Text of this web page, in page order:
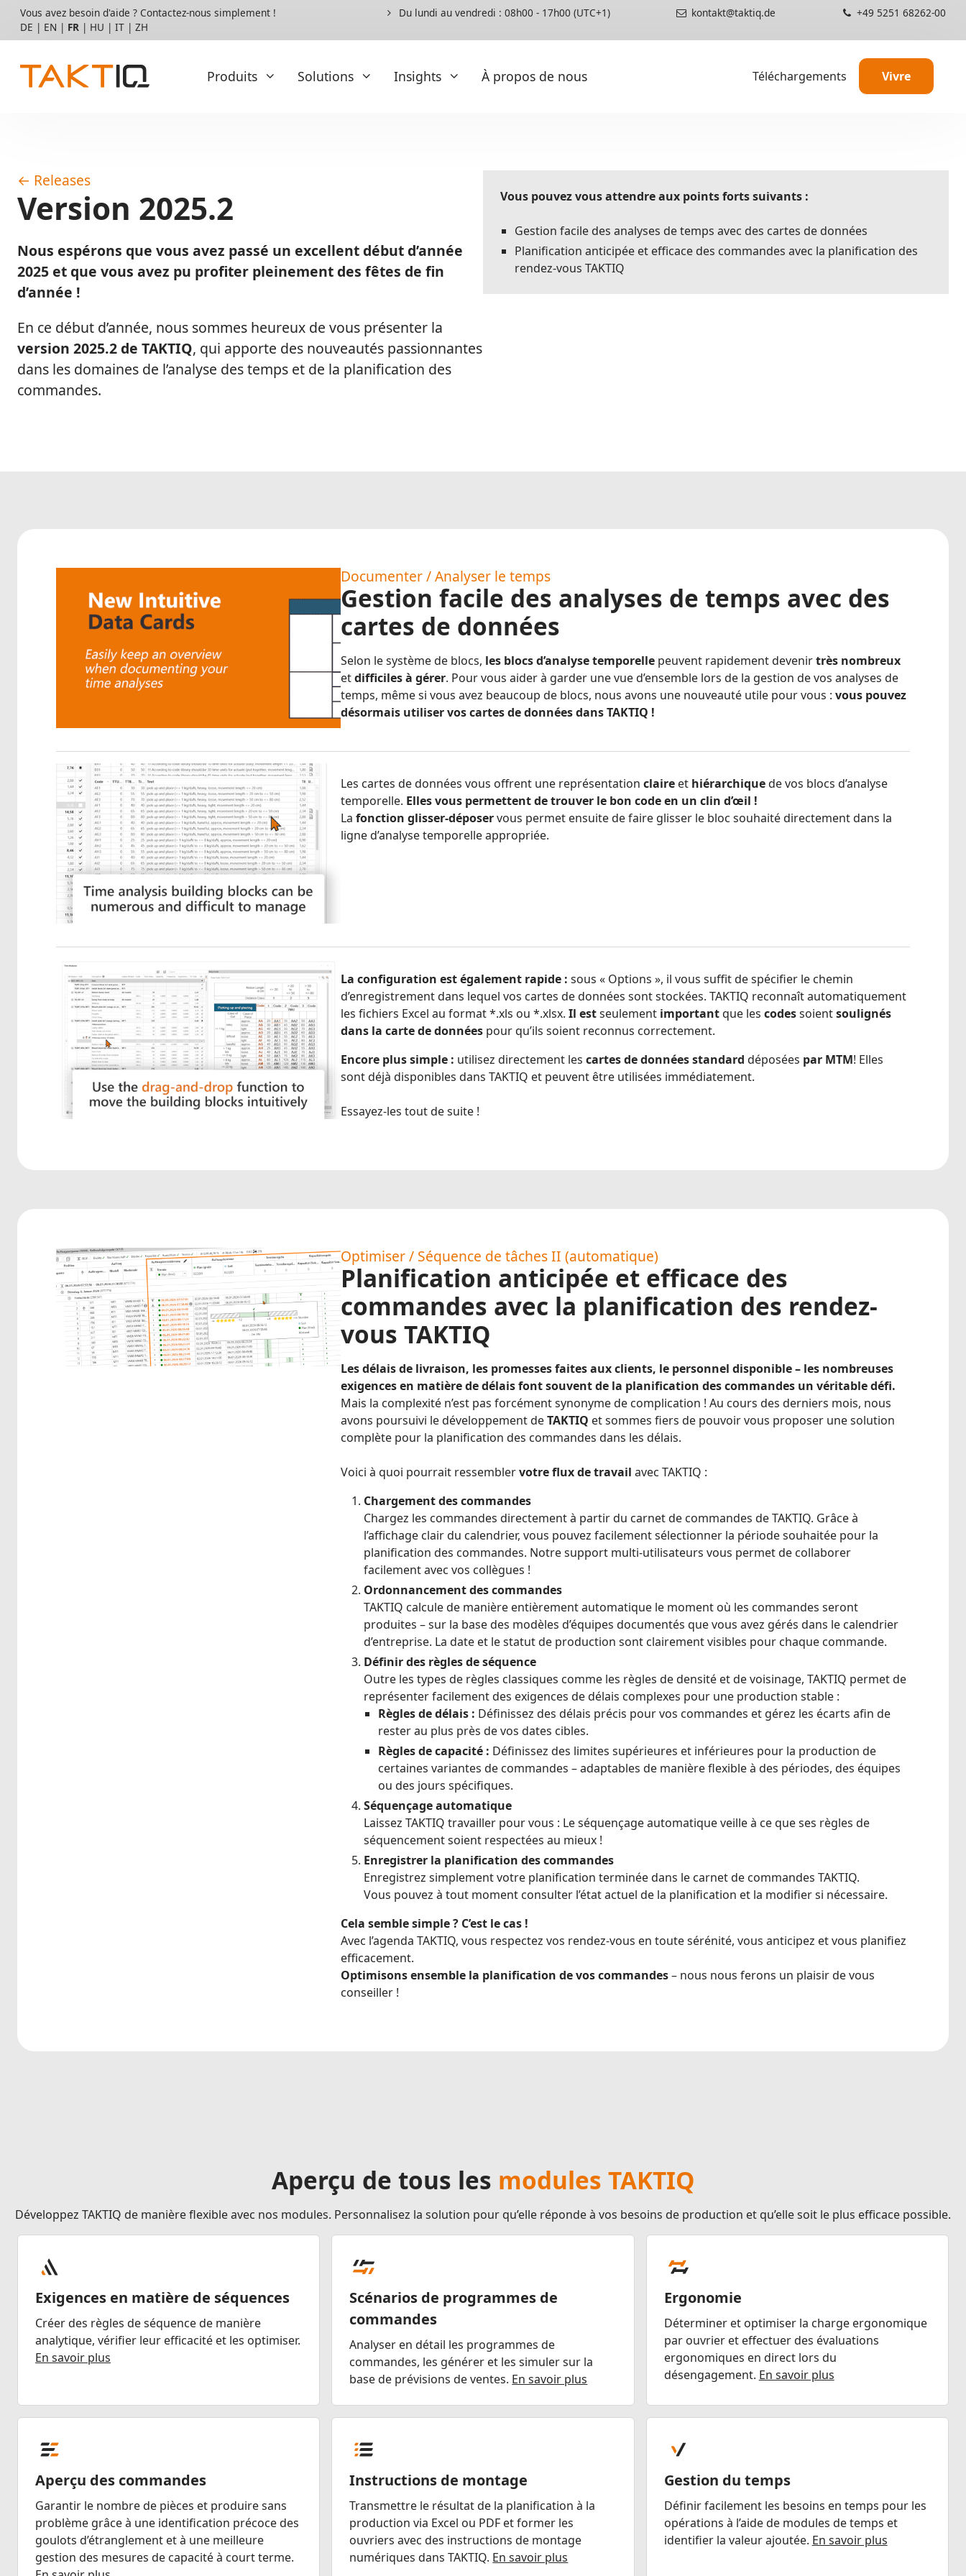
Aller
directement
au
Vous avez besoin d'aide ? Contactez-nous simplement ! Du lundi au vendredi : 08h00 - 17h00 (UTC+1) kontakt@taktiq.de
+49 5251 68262-00
DE | EN | FR | HU | IT | ZH
Produits
TAKTIQ
La norme pour la cadence
Mais vous recherchez une solution pour le séquençage des commandes ?
Essayez SEQUIQ !
Aperçu des commandes
Ergonomie
Instructions de montage
Exigences du processus
Solutions
Pilote & introduction
Intégration et opérations
Qualification
Service client et support
Insights
Articles spécialisés et livres blancs
Communiqués
Références
À propos de nous Téléchargements Vivre
← Releases
Version 2025.2
Nous espérons que vous avez passé un excellent début d’année
2025 et que vous avez pu profiter pleinement des fêtes de fin
d’année !
En ce début d’année, nous sommes heureux de vous présenter la
version 2025.2 de TAKTIQ, qui apporte des nouveautés passionnantes
dans les domaines de l’analyse des temps et de la planification des
commandes.
Vous pouvez vous attendre aux points forts suivants :
Gestion facile des analyses de temps avec des cartes de données
Planification anticipée et efficace des commandes avec la planification des
rendez-vous TAKTIQ
Documenter / Analyser le temps
Gestion facile des analyses de temps avec des
cartes de données
Selon le système de blocs, les blocs d’analyse temporellepeuvent rapidement devenirtrès nombreux
etdifficiles à gérer. Pour vous aider à garder une vue d’ensemble lors de la gestion de vos analyses de
temps, même si vous avez beaucoup de blocs, nous avons une nouveauté utile pour vous : vous pouvez
désormais utiliser vos cartes de données dans TAKTIQ !
Les cartes de données vous offrent une représentation claireet hiérarchiquede vos blocs d’analyse
temporelle. Elles vous permettent de trouver le bon code en un clin d’œil !
La fonction glisser-déposervous permet ensuite de faire glisser le bloc souhaité directement dans la
ligne d’analyse temporelle appropriée.
La configuration est également rapide : sous « Options », il vous suffit de spécifier le chemin
d’enregistrement dans lequel vos cartes de données sont stockées. TAKTIQ reconnaît automatiquement
les fichiers Excel au format *.xls ou *.xlsx. Il estseulement importantque les codessoientsoulignés
dans la carte de donnéespour qu’ils soient reconnus correctement.
Encore plus simple : utilisez directement les cartes de données standard déposées par MTM! Elles
sont déjà disponibles dans TAKTIQ et peuvent être utilisées immédiatement.
Essayez-les tout de suite !
Optimiser / Séquence de tâches II (automatique)
Planification anticipée et efficace des
commandes avec la planification des rendez-
vous TAKTIQ
Les délais de livraison, les promesses faites aux clients, le personnel disponible – les nombreuses
exigences en matière de délais font souvent de la planification des commandes un véritable défi.
Mais la complexité n’est pas forcément synonyme de complication ! Au cours des derniers mois, nous
avons poursuivi le développement deTAKTIQ et sommes fiers de pouvoir vous proposer une solution
complète pour la planification des commandes dans les délais.
Voici à quoi pourrait ressemblervotre flux de travail avec TAKTIQ :
Chargement des commandes
Chargez les commandes directement à partir du carnet de commandes de TAKTIQ. Grâce à
l’affichage clair du calendrier, vous pouvez facilement sélectionner la période souhaitée pour la
planification des commandes. Notre support multi-utilisateurs vous permet de collaborer
facilement avec vos collègues !
Ordonnancement des commandes
TAKTIQ calcule de manière entièrement automatique le moment où les commandes seront
produites – sur la base des modèles d’équipes documentés que vous avez gérés dans le calendrier
d’entreprise. La date et le statut de production sont clairement visibles pour chaque commande.
Définir des règles de séquence
Outre les types de règles classiques comme les règles de densité et de voisinage, TAKTIQ permet de
représenter facilement des exigences de délais complexes pour une production stable :
Règles de délais : Définissez des délais précis pour vos commandes et gérez les écarts afin de
rester au plus près de vos dates cibles.
Règles de capacité : Définissez des limites supérieures et inférieures pour la production de
certaines variantes de commandes – adaptables de manière flexible à des périodes, des équipes
ou des jours spécifiques.
Séquençage automatique
Laissez TAKTIQ travailler pour vous : Le séquençage automatique veille à ce que ses règles de
séquencement soient respectées au mieux !
Enregistrer la planification des commandes
Enregistrez simplement votre planification terminée dans le carnet de commandes TAKTIQ.
Vous pouvez à tout moment consulter l’état actuel de la planification et la modifier si nécessaire.
Cela semble simple ? C’est le cas !
Avec l’agenda TAKTIQ, vous respectez vos rendez-vous en toute sérénité, vous anticipez et vous planifiez
efficacement.
Optimisons ensemble la planification de vos commandes– nous nous ferons un plaisir de vous
conseiller !
Aperçu de tous les modules TAKTIQ
Développez TAKTIQ de manière flexible avec nos modules. Personnalisez la solution pour qu’elle réponde à vos besoins de production et qu’elle soit le plus efficace possible.
Exigences en matière de séquences
Créer des règles de séquence de manière
analytique, vérifier leur efficacité et les optimiser.
En savoir plus
Scénarios de programmes de
commandes
Analyser en détail les programmes de
commandes, les générer et les simuler sur la
base de prévisions de ventes. En savoir plus
Ergonomie
Déterminer et optimiser la charge ergonomique
par ouvrier et effectuer des évaluations
ergonomiques en direct lors du
désengagement. En savoir plus
Aperçu des commandes
Garantir le nombre de pièces et produire sans
problème grâce à une identification précoce des
goulots d’étranglement et à une meilleure
gestion des mesures de capacité à court terme.
Instructions de montage
Transmettre le résultat de la planification à la
production via Excel ou PDF et former les
ouvriers avec des instructions de montage
numériques dans TAKTIQ. En savoir plus
Gestion du temps
Définir facilement les besoins en temps pour les
opérations à l’aide de modules de temps et
identifier la valeur ajoutée. En savoir plus